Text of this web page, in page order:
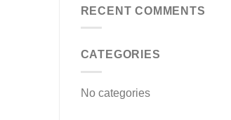
RECENT COMMENTS
CATEGORIES
No categories